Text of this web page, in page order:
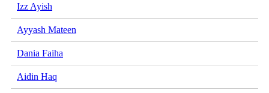
Izz Ayish
Ayyash Mateen
Dania Faiha
Aidin Haq